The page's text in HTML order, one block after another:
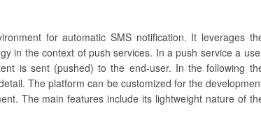
for automatic SMS notification. It leverages
in the context of push services. In a push service a
is sent (pushed) to the end-user. In the following
The platform can be customized for the
The main features include its lightweight nature of